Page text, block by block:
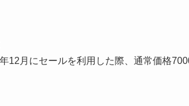
12月にセールを利用した際、通常価格